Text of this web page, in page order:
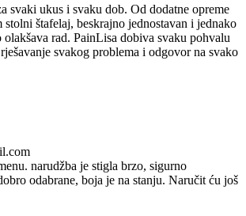
svaki ukus i svaku dob. Od dodatne opreme
stolni štafelaj, beskrajno jednostavan i jednako
olakšava rad. PainLisa dobiva svaku pohvalu
svakog problema i odgovor na svako
narudžba je stigla brzo, sigurno
odabrane, boja je na stanju. Naručit ću još